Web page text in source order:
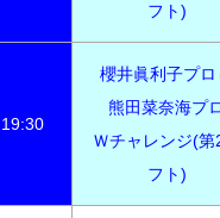
フト)
19:30
櫻井眞利子プロ
熊田菜奈海プ
Ｗチャレンジ(第
フト)